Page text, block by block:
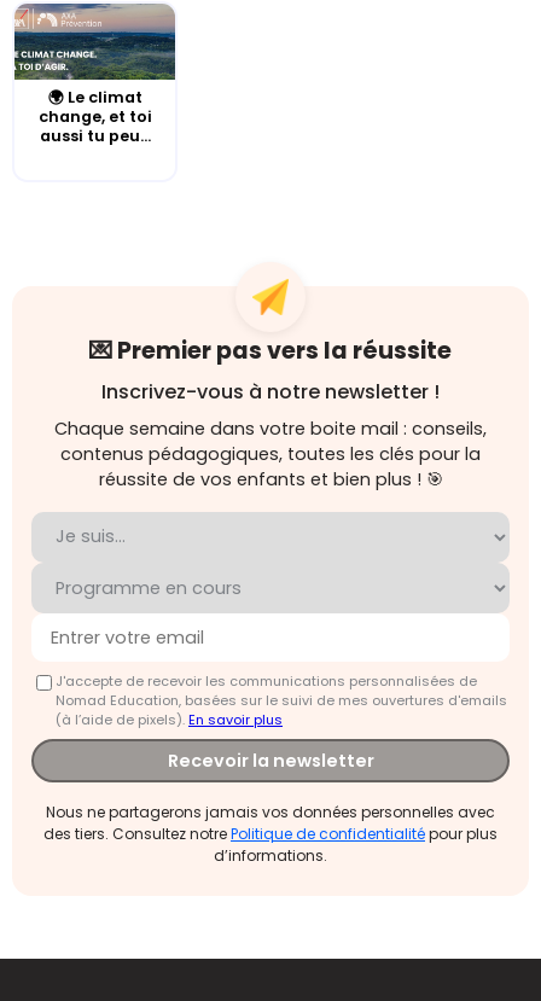
🌍 Le climat
change, et toi
aussi tu peu...
💌 Premier pas vers la réussite
Inscrivez-vous à notre newsletter !
Chaque semaine dans votre boite mail : conseils,
contenus pédagogiques, toutes les clés pour la
réussite de vos enfants et bien plus ! 🎯
J'accepte de recevoir les communications personnalisées de
Nomad Education, basées sur le suivi de mes ouvertures d'emails
(à l’aide de pixels).En savoir plus
Recevoir la newsletter
Nous ne partagerons jamais vos données personnelles avec
des tiers. Consultez notrePolitique de confidentialitépour plus
d’informations.